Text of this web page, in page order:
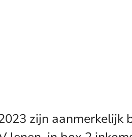
zijn aanmerkelijk